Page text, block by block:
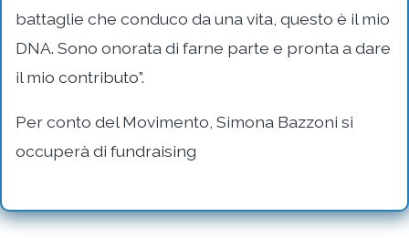
battaglie che conduco da una vita, questo è il mio
DNA. Sono onorata di farne parte e pronta a dare
il mio contributo”.
Per conto del Movimento, Simona Bazzoni si
occuperà di fundraising